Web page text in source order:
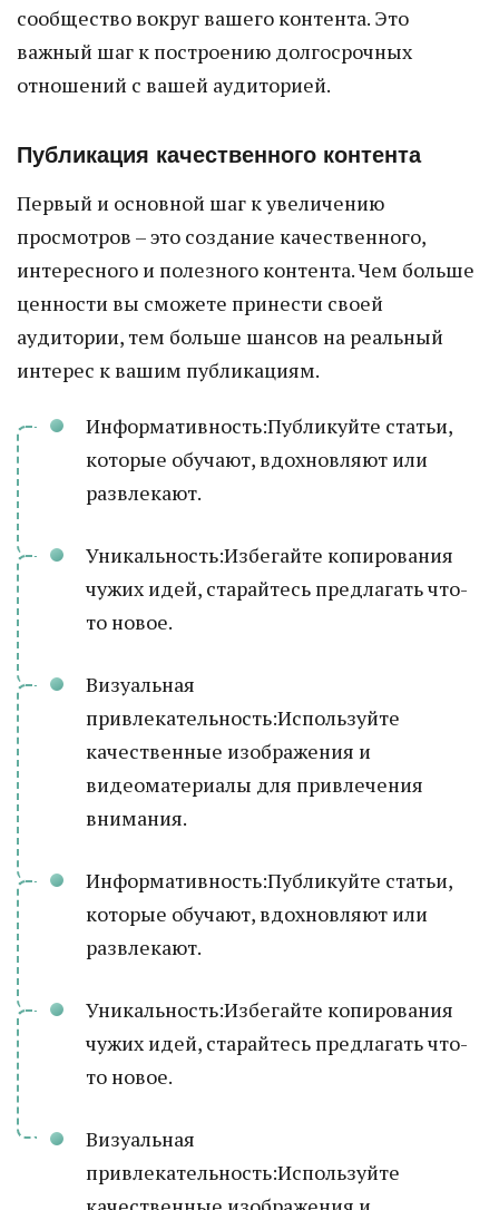
сообщество вокруг вашего контента. Это
важный шаг к построению долгосрочных
отношений с вашей аудиторией.
Публикация качественного контента
Первый и основной шаг к увеличению
просмотров – это создание качественного,
интересного и полезного контента. Чем больше
ценности вы сможете принести своей
аудитории, тем больше шансов на реальный
интерес к вашим публикациям.
Информативность:Публикуйте статьи,
которые обучают, вдохновляют или
развлекают.
Уникальность:Избегайте копирования
чужих идей, старайтесь предлагать что-
то новое.
Визуальная
привлекательность:Используйте
качественные изображения и
видеоматериалы для привлечения
внимания.
Информативность:Публикуйте статьи,
которые обучают, вдохновляют или
развлекают.
Уникальность:Избегайте копирования
чужих идей, старайтесь предлагать что-
то новое.
Визуальная
привлекательность:Используйте